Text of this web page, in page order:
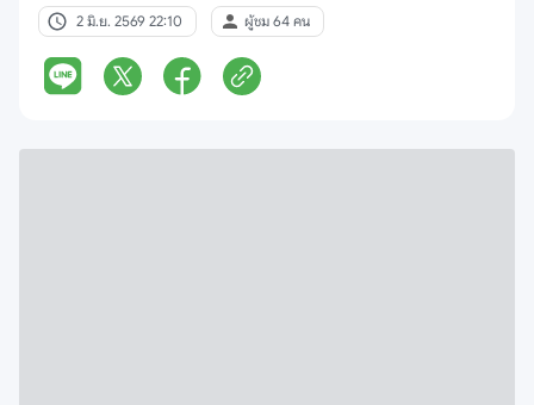
2 มิ.ย. 2569 22:10 ผู้ชม 64 คน